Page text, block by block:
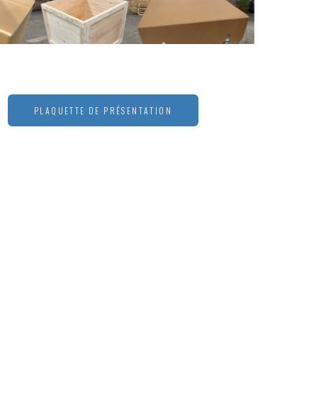
PLAQUETTE DE PRÉSENTATION